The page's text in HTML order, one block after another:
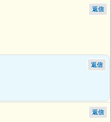
返信
返信
返信